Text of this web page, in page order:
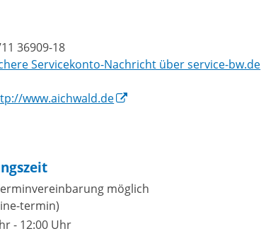
36909-18
Servicekonto-Nachricht über service-bw.de
www.aichwald.de
möglich
termin)
- 12:00 Uhr